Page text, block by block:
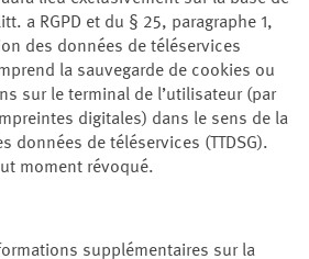
a RGPD et du § 25, paragraphe 1,
des données de téléservices
la sauvegarde de cookies ou
sur le terminal de l’utilisateur (par
digitales) dans le sens de la
données de téléservices (TTDSG).
moment révoqué.
supplémentaires sur la